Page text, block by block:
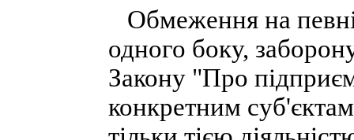
Обмеження на певні
одного боку,
Закону "Про
конкретним